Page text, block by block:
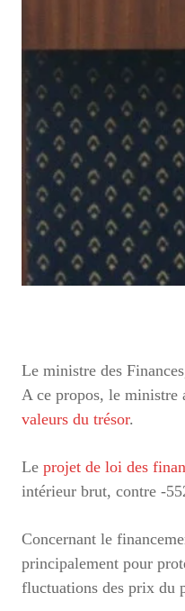
Le ministre des
A ce propos, le ministre
valeurs du trésor.
Le projet de loi des
intérieur brut, contre -
Concernant le
principalement pour
fluctuations des prix du